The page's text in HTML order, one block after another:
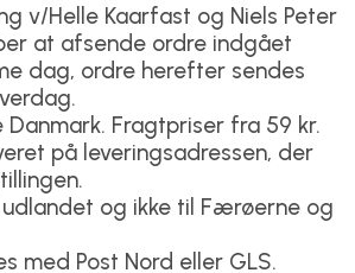
v/Helle Kaarfast og Niels Peter
at afsende ordre indgået
dag, ordre herefter sendes
Danmark. Fragtpriser fra 59 kr.
på leveringsadressen, der
udlandet og ikke til Færøerne og
med Post Nord eller GLS.